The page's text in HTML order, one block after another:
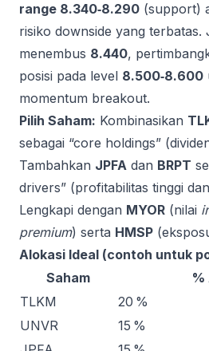
range 8.340‑8.290 (support)
risiko downside yang terbatas.
menembus 8.440,
posisi pada level 8.500‑8.600
momentum breakout.
Pilih Saham: Kombinasikan
sebagai “core holdings”
Tambahkan JPFA dan BRPT
drivers” (profitabilitas tinggi
Lengkapi dengan MYOR (nilai
premium) serta HMSP
Alokasi Ideal (contoh untuk
Saham
%
TLKM
20 %
UNVR
15 %